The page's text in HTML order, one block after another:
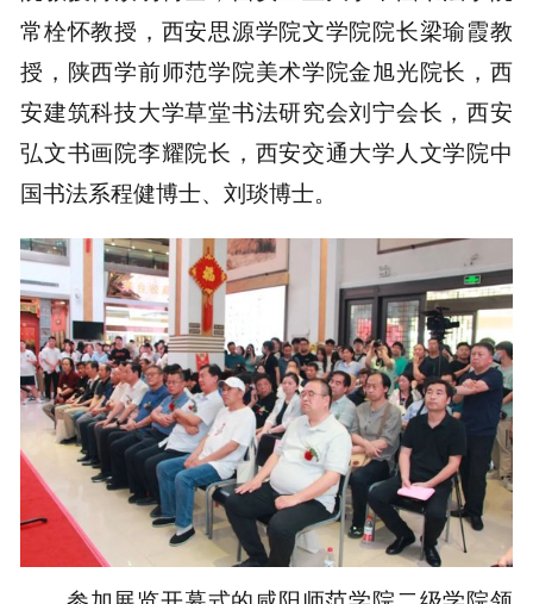
常栓怀教授，西安思源学院文学院院长梁瑜霞教
授，陕西学前师范学院美术学院金旭光院长，西
安建筑科技大学草堂书法研究会刘宁会长，西安
弘文书画院李耀院长，西安交通大学人文学院中
国书法系程健博士、刘琰博士。